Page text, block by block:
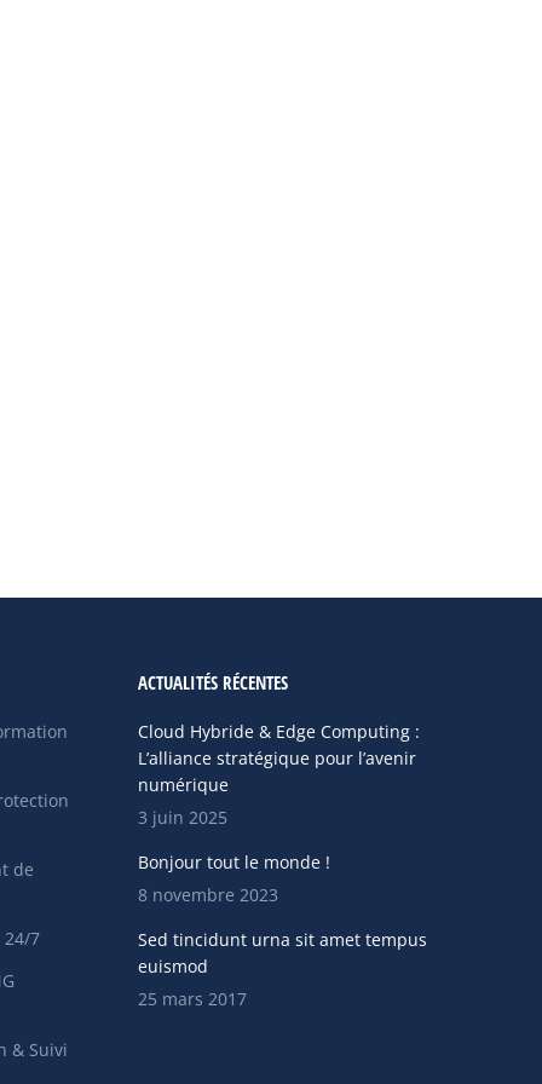
de
24/7
& Suivi
ACTUALITÉS RÉCENTES
Cloud Hybride & Edge Computing :
L’alliance stratégique pour l’avenir
numérique
3 juin 2025
Bonjour tout le monde !
8 novembre 2023
Sed tincidunt urna sit amet tempus
euismod
25 mars 2017